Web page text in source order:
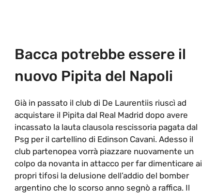
Bacca potrebbe essere il
nuovo Pipita del Napoli
Già in passato il club di De Laurentiis riuscì ad
acquistare il Pipita dal Real Madrid dopo avere
incassato la lauta clausola rescissoria pagata dal
Psg per il cartellino di Edinson Cavani. Adesso il
club partenopea vorrà piazzare nuovamente un
colpo da novanta in attacco per far dimenticare ai
propri tifosi la delusione dell’addio del bomber
argentino che lo scorso anno segnò a raffica. Il